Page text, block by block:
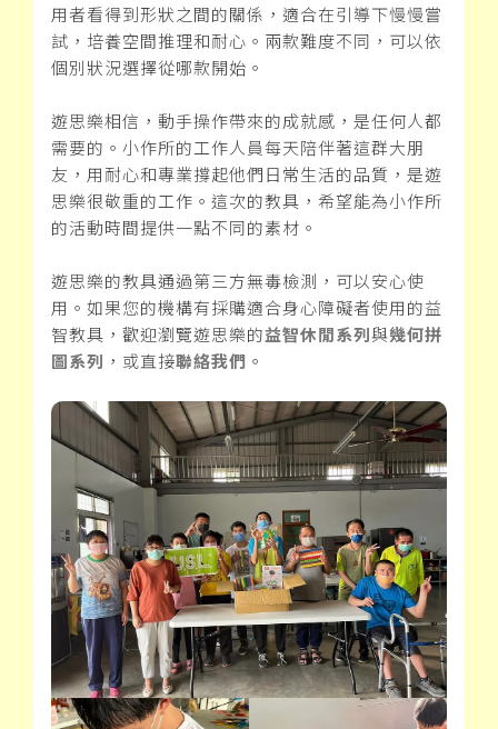
用者看得到形狀之間的關係，適合在引導下慢慢嘗
試，培養空間推理和耐心。兩款難度不同，可以依
個別狀況選擇從哪款開始。
遊思樂相信，動手操作帶來的成就感，是任何人都
需要的。小作所的工作人員每天陪伴著這群大朋
友，用耐心和專業撐起他們日常生活的品質，是遊
思樂很敬重的工作。這次的教具，希望能為小作所
的活動時間提供一點不同的素材。
遊思樂的教具通過第三方無毒檢測，可以安心使
用。如果您的機構有採購適合身心障礙者使用的益
智教具，歡迎瀏覽遊思樂的益智休閒系列與幾何拼
圖系列 ，或直接聯絡我們 。